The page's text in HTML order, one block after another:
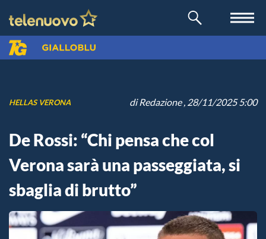
HELLAS VERONA diRedazione, 28/11/2025 5:00
De Rossi: “Chi pensa che col
Verona sarà una passeggiata, si
sbaglia di brutto”